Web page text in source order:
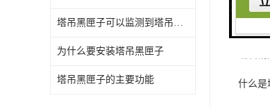
塔吊黑匣子可以监测到塔吊发生哪些故障
为什么要安装塔吊黑匣子
塔吊黑匣子的主要功能 什么是